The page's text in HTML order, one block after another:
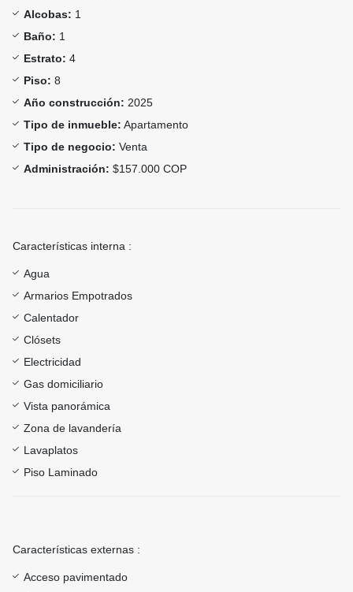
Alcobas: 1
Baño: 1
Estrato: 4
Piso: 8
Año construcción: 2025
Tipo de inmueble: Apartamento
Tipo de negocio: Venta
Administración: $157.000 COP
Características interna :
Agua
Armarios Empotrados
Calentador
Clósets
Electricidad
Gas domiciliario
Vista panorámica
Zona de lavandería
Lavaplatos
Piso Laminado
Características externas :
Acceso pavimentado